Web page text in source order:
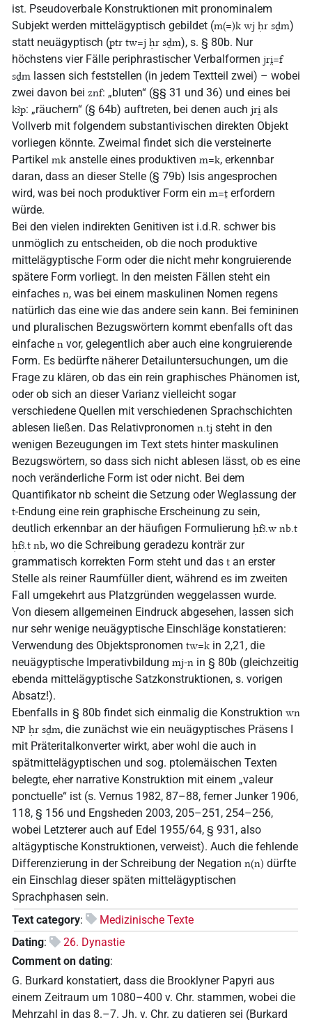
ist. Pseudoverbale Konstruktionen mit pronominalem
Subjekt werden mittelägyptisch gebildet (m(=)k wj ḥr sḏm)
statt neuägyptisch (ptr tw=j ḥr sḏm), s. § 80b. Nur
höchstens vier Fälle periphrastischer Verbalformen jri̯=f
sḏm lassen sich feststellen (in jedem Textteil zwei) – wobei
zwei davon bei znf: „bluten“ (§§ 31 und 36) und eines bei
kꜣp: „räuchern“ (§ 64b) auftreten, bei denen auch jri̯ als
Vollverb mit folgendem substantivischen direkten Objekt
vorliegen könnte. Zweimal findet sich die versteinerte
Partikel mk anstelle eines produktiven m=k, erkennbar
daran, dass an dieser Stelle (§ 79b) Isis angesprochen
wird, was bei noch produktiver Form ein m=ṯ erfordern
würde.
Bei den vielen indirekten Genitiven ist i.d.R. schwer bis
unmöglich zu entscheiden, ob die noch produktive
mittelägyptische Form oder die nicht mehr kongruierende
spätere Form vorliegt. In den meisten Fällen steht ein
einfaches n, was bei einem maskulinen Nomen regens
natürlich das eine wie das andere sein kann. Bei femininen
und pluralischen Bezugswörtern kommt ebenfalls oft das
einfache n vor, gelegentlich aber auch eine kongruierende
Form. Es bedürfte näherer Detailuntersuchungen, um die
Frage zu klären, ob das ein rein graphisches Phänomen ist,
oder ob sich an dieser Varianz vielleicht sogar
verschiedene Quellen mit verschiedenen Sprachschichten
ablesen ließen. Das Relativpronomen n.tj steht in den
wenigen Bezeugungen im Text stets hinter maskulinen
Bezugswörtern, so dass sich nicht ablesen lässt, ob es eine
noch veränderliche Form ist oder nicht. Bei dem
Quantifikator nb scheint die Setzung oder Weglassung der
t-Endung eine rein graphische Erscheinung zu sein,
deutlich erkennbar an der häufigen Formulierung ḥfꜣ.w nb.t
ḥfꜣ.t nb, wo die Schreibung geradezu konträr zur
grammatisch korrekten Form steht und das t an erster
Stelle als reiner Raumfüller dient, während es im zweiten
Fall umgekehrt aus Platzgründen weggelassen wurde.
Von diesem allgemeinen Eindruck abgesehen, lassen sich
nur sehr wenige neuägyptische Einschläge konstatieren:
Verwendung des Objektspronomen tw=k in 2,21, die
neuägyptische Imperativbildung mj-n in § 80b (gleichzeitig
ebenda mittelägyptische Satzkonstruktionen, s. vorigen
Absatz!).
Ebenfalls in § 80b findet sich einmalig die Konstruktion wn
NP ḥr sḏm, die zunächst wie ein neuägyptisches Präsens I
mit Präteritalkonverter wirkt, aber wohl die auch in
spätmittelägyptischen und sog. ptolemäischen Texten
belegte, eher narrative Konstruktion mit einem „valeur
ponctuelle“ ist (s. Vernus 1982, 87–88, ferner Junker 1906,
118, § 156 und Engsheden 2003, 205–251, 254–256,
wobei Letzterer auch auf Edel 1955/64, § 931, also
altägyptische Konstruktionen, verweist). Auch die fehlende
Differenzierung in der Schreibung der Negation n(n) dürfte
ein Einschlag dieser späten mittelägyptischen
Sprachphasen sein.
Text category:
Medizinische Texte
Dating:
26. Dynastie
Comment on dating:
G. Burkard konstatiert, dass die Brooklyner Papyri aus
einem Zeitraum um 1080–400 v. Chr. stammen, wobei die
Mehrzahl in das 8.–7. Jh. v. Chr. zu datieren sei (Burkard